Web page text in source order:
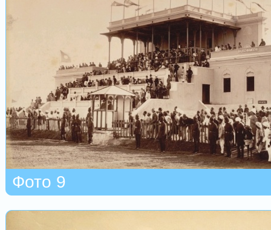
Фото 9